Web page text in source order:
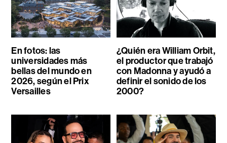
En fotos: las
universidades más
bellas del mundo en
2026, según el Prix
Versailles
¿Quién era William Orbit,
el productor que trabajó
con Madonna y ayudó a
definir el sonido de los
2000?